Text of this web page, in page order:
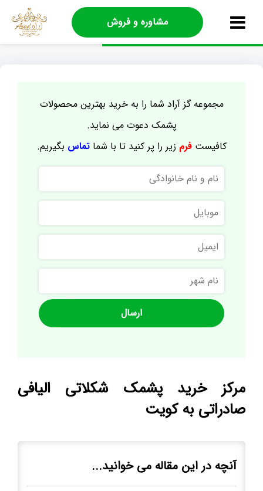
مشاوره و فروش
مجموعه گز آراد شما را به خرید بهترین محصولات
پشمک دعوت می نماید.
کافیستفرم زیر را پر کنید تا با شماتماس بگیریم.
نام
و
نام
خانوادگی
موبایل
ایمیل
نام
شهر
مرکز خرید پشمک شکلاتی الیافی
صادراتی به کویت
آنچه در این مقاله می خوانید...